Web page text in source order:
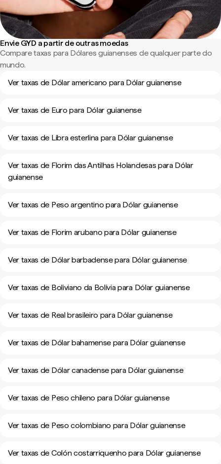
Envie GYD a partir de outras moedas
Compare taxas para Dólares guianenses de qualquer parte do
mundo.
Ver taxas de Dólar americano para Dólar guianense
Ver taxas de Euro para Dólar guianense
Ver taxas de Libra esterlina para Dólar guianense
Ver taxas de Florim das Antilhas Holandesas para Dólar
guianense
Ver taxas de Peso argentino para Dólar guianense
Ver taxas de Florim arubano para Dólar guianense
Ver taxas de Dólar barbadense para Dólar guianense
Ver taxas de Boliviano da Bolívia para Dólar guianense
Ver taxas de Real brasileiro para Dólar guianense
Ver taxas de Dólar bahamense para Dólar guianense
Ver taxas de Dólar canadense para Dólar guianense
Ver taxas de Peso chileno para Dólar guianense
Ver taxas de Peso colombiano para Dólar guianense
Ver taxas de Colón costarriquenho para Dólar guianense